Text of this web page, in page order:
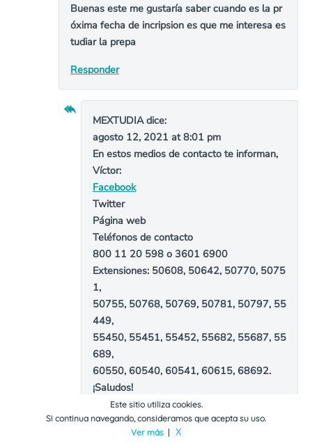
Buenas este me gustaría saber cuando es la pr
óxima fecha de incripsion es que me interesa es
tudiar la prepa
Responder
MEXTUDIAdice:
agosto 12, 2021 at 8:01 pm
En estos medios de contacto te informan,
Víctor:
Facebook
Twitter
Página web
Teléfonos de contacto
800 11 20 598 o 3601 6900
Extensiones: 50608, 50642, 50770, 5075
1,
50755, 50768, 50769, 50781, 50797, 55
449,
55450, 55451, 55452, 55682, 55687, 55
689,
60550, 60540, 60541, 60615, 68692.
¡Saludos!
Responder
Este sitio utiliza cookies.
Si continua navegando, consideramos que acepta su uso.
Ver más| X